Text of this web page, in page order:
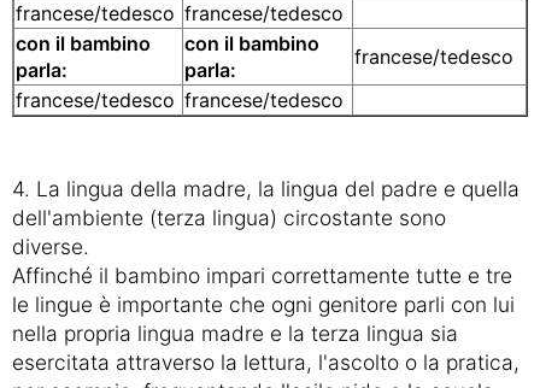
francese/tedesco francese/tedesco
con il bambino
parla:
con il bambino
parla:
francese/tedesco
francese/tedesco francese/tedesco
4. La lingua della madre, la lingua del padre e quella
dell'ambiente (terza lingua) circostante sono
diverse.
Affinché il bambino impari correttamente tutte e tre
le lingue è importante che ogni genitore parli con lui
nella propria lingua madre e la terza lingua sia
esercitata attraverso la lettura, l'ascolto o la pratica,